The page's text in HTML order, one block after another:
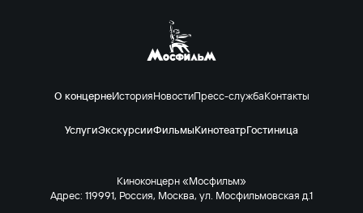
О концернеИсторияНовостиПресс-службаКонтакты
УслугиЭкскурсииФильмыКинотеатрГостиница
Киноконцерн «Мосфильм»
Адрес: 119991, Россия, Москва, ул. Мосфильмовская д.1